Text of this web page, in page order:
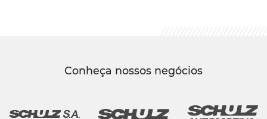
Conheça nossos negócios